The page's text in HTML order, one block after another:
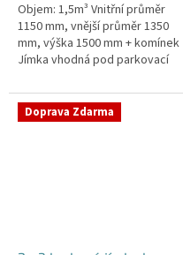
hvězdiček.
Objem: 1,5m³ Vnitřní průměr
1150 mm, vnější průměr 1350
mm, výška 1500 mm + komínek
Jímka vhodná pod parkovací
Průměr přítoku specifikujte v...
Doprava Zdarma